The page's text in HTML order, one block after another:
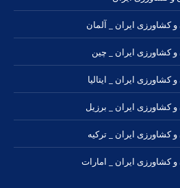
و کشاورزی ایران _ آلمان
و کشاورزی ایران _ چین
کشاورزی ایران _ ایتالیا
و کشاورزی ایران _ برزیل
و کشاورزی ایران _ ترکیه
و کشاورزی ایران _ امارات